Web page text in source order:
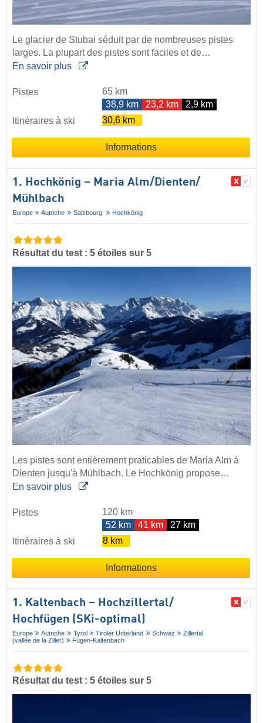
Le glacier de Stubai séduit par de nombreuses pistes
larges. La plupart des pistes sont faciles et de…
En savoir plus
Pistes
65 km
38,9 km
23,2 km
2,9 km
Itinéraires à ski
30,6 km
Informations
1. Hochkönig – Maria Alm/​Dienten/​
Mühlbach
Europe Autriche Salzbourg Hochkönig
Résultat du test : 5 étoiles sur 5
Les pistes sont entièrement praticables de Maria Alm à
Dienten jusqu'à Mühlbach. Le Hochkönig propose…
En savoir plus
Pistes
120 km
52 km
41 km
27 km
Itinéraires à ski
8 km
Informations
1. Kaltenbach – Hochzillertal/​
Hochfügen (SKi-optimal)
Europe Autriche Tyrol Tiroler Unterland Schwaz
Zillertal
(vallée de la Ziller)
Fügen-Kaltenbach
Résultat du test : 5 étoiles sur 5